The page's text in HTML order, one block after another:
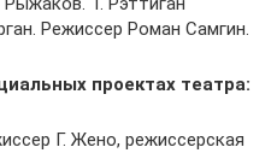
Режиссер Роман Самгин.
проектах театра:
Г. Жено, режиссерская